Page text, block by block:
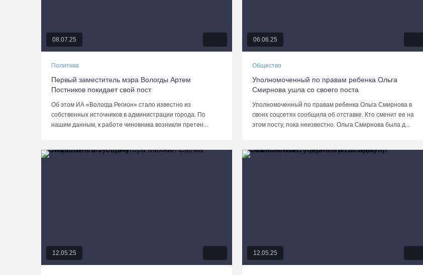
08.07.25
Политика
Первый заместитель мэра Вологды Артем
Постников покидает свой пост
Об этом ИА «Вологда Регион» стало известно из
собственных источников в администрации города. По
нашим данным, к работе чиновника возникли претен...
06.06.25
Общество
Уполномоченный по правам ребенка Ольга
Смирнова ушла со своего поста
Уполномоченный по правам ребенка Ольга Смирнова в
своих соцсетях сообщила об отставке. Кто сменит ее на
этом посту, пока неизвестно. Ольга Смирнова была д...
12.05.25 12.05.25